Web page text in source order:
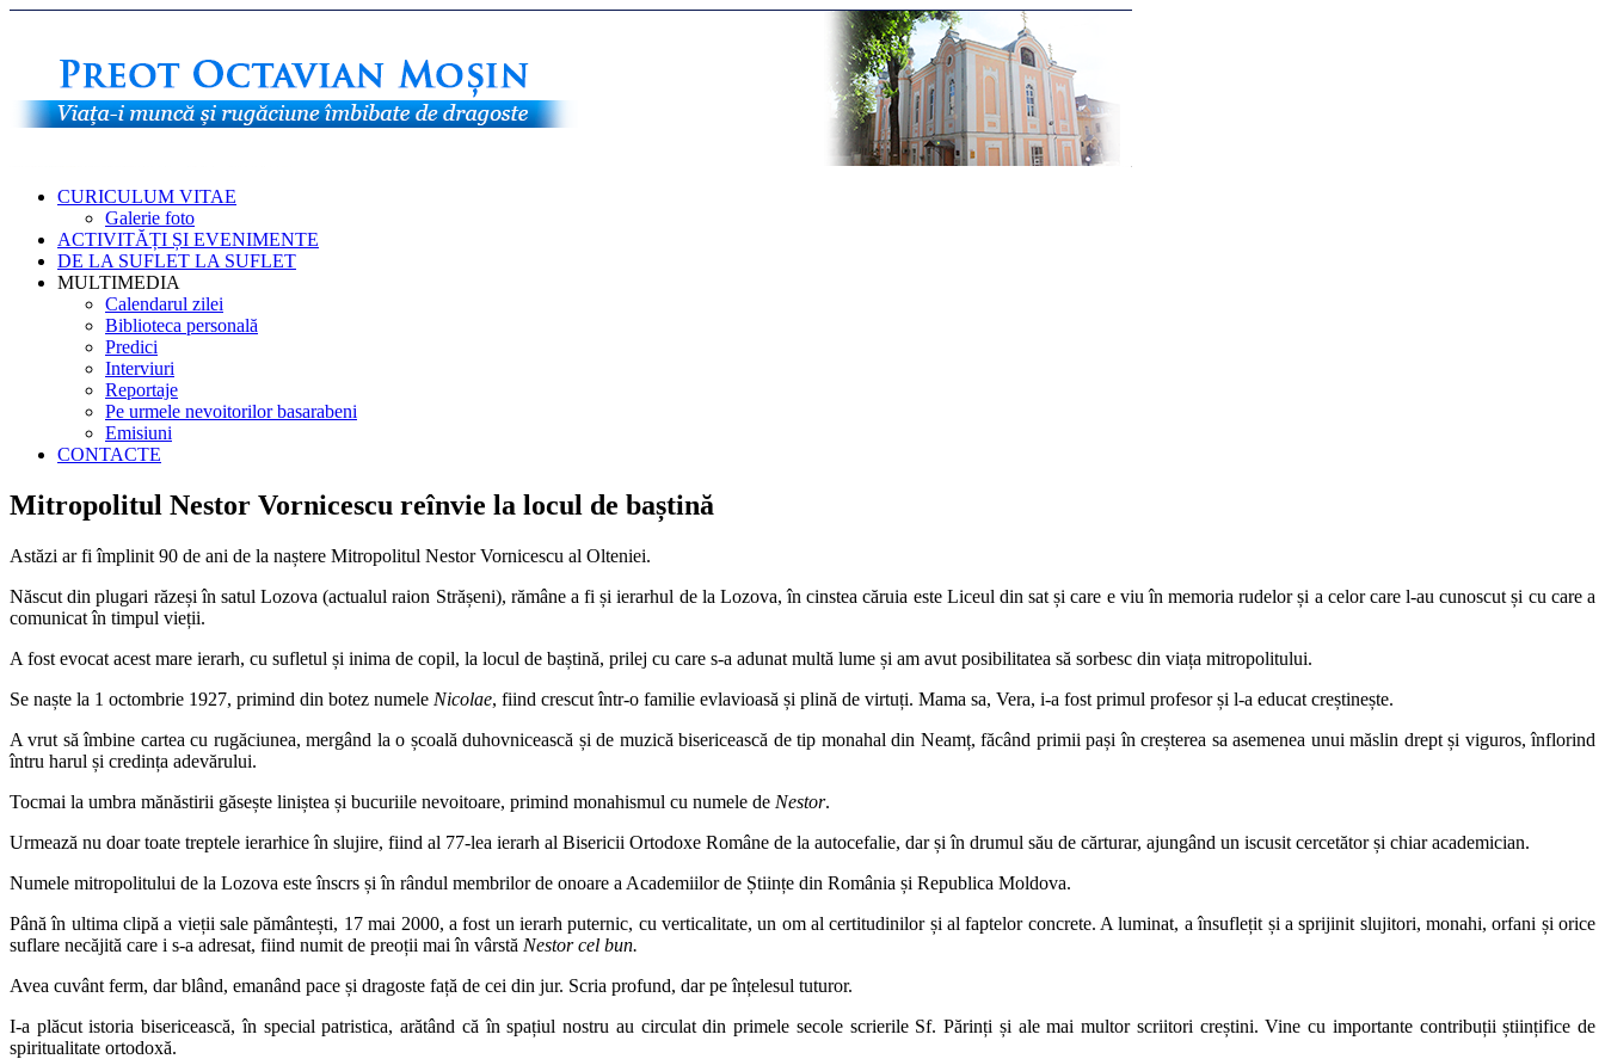
CURICULUM VITAE
Galerie foto
ACTIVITĂȚI ȘI EVENIMENTE
DE LA SUFLET LA SUFLET
MULTIMEDIA
Calendarul zilei
Biblioteca personală
Predici
Interviuri
Reportaje
Pe urmele nevoitorilor basarabeni
Emisiuni
CONTACTE
Mitropolitul Nestor Vornicescu reînvie la locul de baștină
Astăzi ar fi împlinit 90 de ani de la naștere Mitropolitul Nestor Vornicescu al Olteniei.
Născut din plugari răzeși în satul Lozova (actualul raion Strășeni), rămâne a fi și ierarhul de la Lozova, în cinstea căruia este Liceul din sat și care e viu în memoria rudelor și a celor care l-au cunoscut și cu care a
comunicat în timpul vieții.
A fost evocat acest mare ierarh, cu sufletul și inima de copil, la locul de baștină, prilej cu care s-a adunat multă lume și am avut posibilitatea să sorbesc din viața mitropolitului.
Se naște la 1 octombrie 1927, primind din botez numele Nicolae, fiind crescut într-o familie evlavioasă și plină de virtuți. Mama sa, Vera, i-a fost primul profesor și l-a educat creștinește.
A vrut să îmbine cartea cu rugăciunea, mergând la o școală duhovnicească și de muzică bisericească de tip monahal din Neamț, făcând primii pași în creșterea sa asemenea unui măslin drept și viguros, înflorind
întru harul și credința adevărului.
Tocmai la umbra mănăstirii găsește liniștea și bucuriile nevoitoare, primind monahismul cu numele de Nestor.
Urmează nu doar toate treptele ierarhice în slujire, fiind al 77-lea ierarh al Bisericii Ortodoxe Române de la autocefalie, dar și în drumul său de cărturar, ajungând un iscusit cercetător și chiar academician.
Numele mitropolitului de la Lozova este înscrs și în rândul membrilor de onoare a Academiilor de Științe din România și Republica Moldova.
Până în ultima clipă a vieții sale pământești, 17 mai 2000, a fost un ierarh puternic, cu verticalitate, un om al certitudinilor și al faptelor concrete. A luminat, a însuflețit și a sprijinit slujitori, monahi, orfani și orice
suflare necăjită care i s-a adresat, fiind numit de preoții mai în vârstă Nestor cel bun.
Avea cuvânt ferm, dar blând, emanând pace și dragoste față de cei din jur. Scria profund, dar pe înțelesul tuturor.
I-a plăcut istoria bisericească, în special patristica, arătând că în spațiul nostru au circulat din primele secole scrierile Sf. Părinți și ale mai multor scriitori creștini. Vine cu importante contribuții științifice de
spiritualitate ortodoxă.